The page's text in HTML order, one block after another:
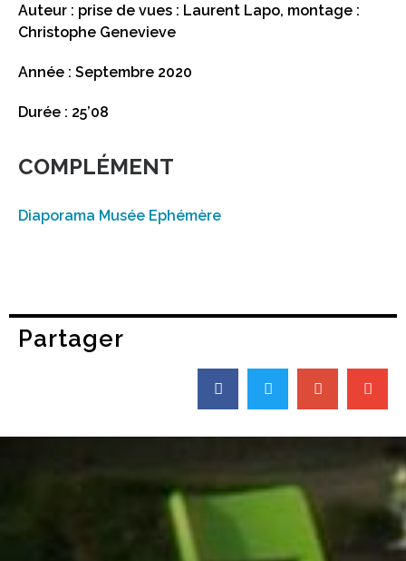
Auteur : prise de vues : Laurent Lapo, montage :
Christophe Genevieve
Année : Septembre 2020
Durée : 25’08
COMPLÉMENT
Diaporama Musée Ephémère
Partager